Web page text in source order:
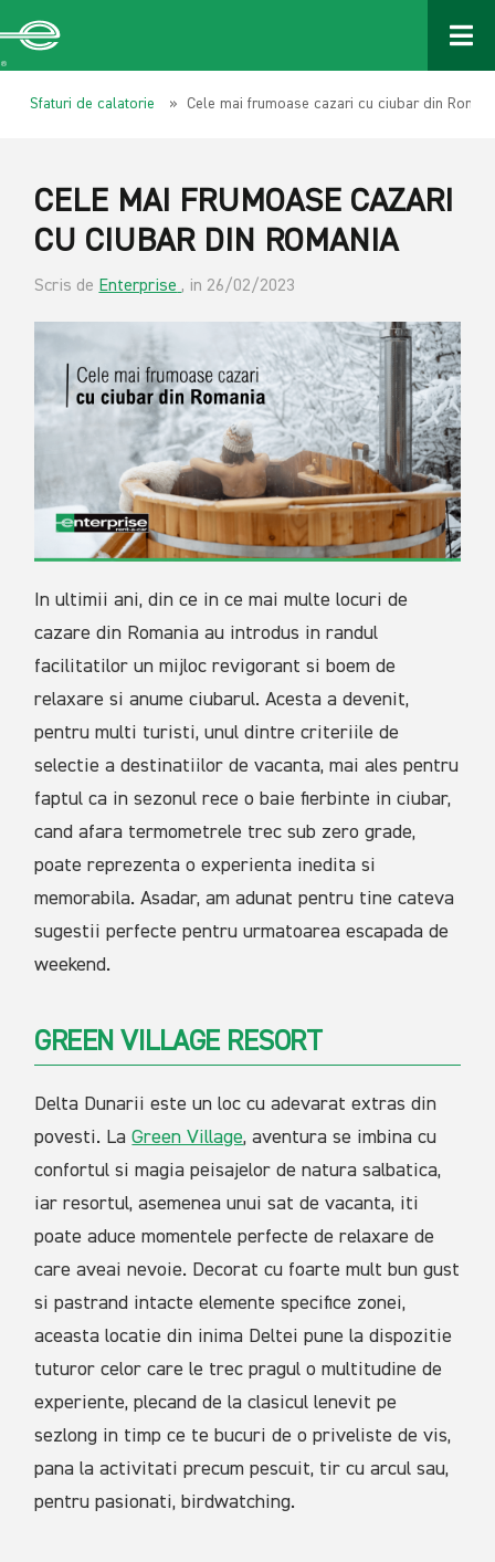
Sfaturi de calatorie » Cele mai frumoase cazari cu ciubar din
CELE MAI FRUMOASE CAZARI
CU CIUBAR DIN ROMANIA
Scris de Enterprise , in 26/02/2023
In ultimii ani, din ce in ce mai multe locuri de
cazare din Romania au introdus in randul
facilitatilor un mijloc revigorant si boem de
relaxare si anume ciubarul. Acesta a devenit,
pentru multi turisti, unul dintre criteriile de
selectie a destinatiilor de vacanta, mai ales pentru
faptul ca in sezonul rece o baie fierbinte in ciubar,
cand afara termometrele trec sub zero grade,
poate reprezenta o experienta inedita si
memorabila. Asadar, am adunat pentru tine cateva
sugestii perfecte pentru urmatoarea escapada de
weekend.
GREEN VILLAGE RESORT
Delta Dunarii este un loc cu adevarat extras din
povesti. LaGreen Village, aventura se imbina cu
confortul si magia peisajelor de natura salbatica,
iar resortul, asemenea unui sat de vacanta, iti
poate aduce momentele perfecte de relaxare de
care aveai nevoie. Decorat cu foarte mult bun gust
si pastrand intacte elemente specifice zonei,
aceasta locatie din inima Deltei pune la dispozitie
tuturor celor care le trec pragul o multitudine de
experiente, plecand de la clasicul lenevit pe
sezlong in timp ce te bucuri de o priveliste de vis,
pana la activitati precum pescuit, tir cu arcul sau,
pentru pasionati, birdwatching.